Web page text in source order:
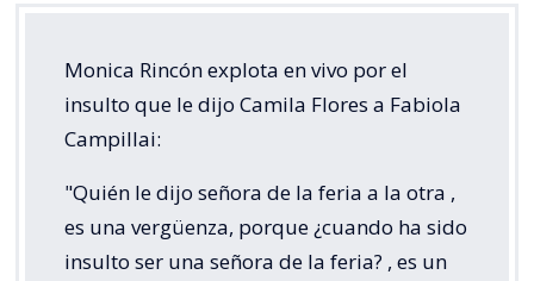
Monica Rincón explota en vivo por el
insulto que le dijo Camila Flores a Fabiola
Campillai:
"Quién le dijo señora de la feria a la otra ,
es una vergüenza, porque ¿cuando ha sido
insulto ser una señora de la feria? , es un